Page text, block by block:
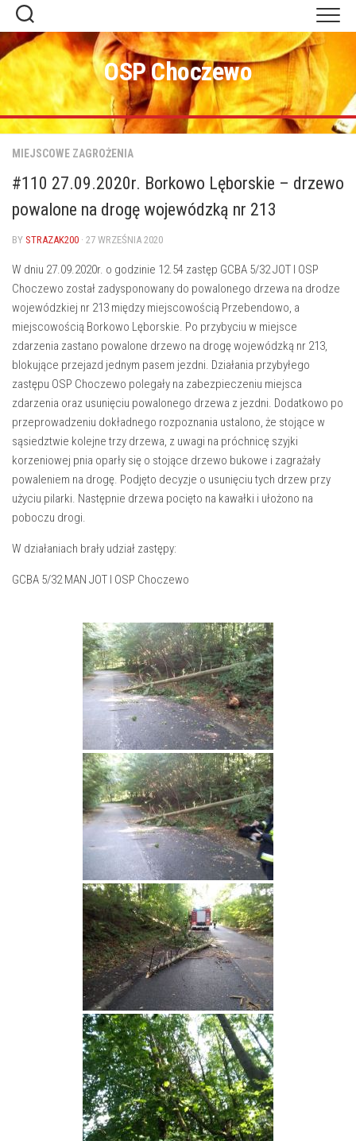
Skip
content
OSP Choczewo
MIEJSCOWE ZAGROŻENIA
#110 27.09.2020r. Borkowo Lęborskie – drzewo
powalone na drogę wojewódzką nr 213
BY STRAZAK200 · 27 WRZEŚNIA 2020
W dniu 27.09.2020r. o godzinie 12.54 zastęp GCBA 5/32 JOT I OSP
Choczewo został zadysponowany do powalonego drzewa na drodze
wojewódzkiej nr 213 między miejscowością Przebendowo, a
miejscowością Borkowo Lęborskie. Po przybyciu w miejsce
zdarzenia zastano powalone drzewo na drogę wojewódzką nr 213,
blokujące przejazd jednym pasem jezdni. Działania przybyłego
zastępu OSP Choczewo polegały na zabezpieczeniu miejsca
zdarzenia oraz usunięciu powalonego drzewa z jezdni. Dodatkowo po
przeprowadzeniu dokładnego rozpoznania ustalono, że stojące w
sąsiedztwie kolejne trzy drzewa, z uwagi na próchnicę szyjki
korzeniowej pnia oparły się o stojące drzewo bukowe i zagrażały
powaleniem na drogę. Podjęto decyzje o usunięciu tych drzew przy
użyciu pilarki. Następnie drzewa pocięto na kawałki i ułożono na
poboczu drogi.
W działaniach brały udział zastępy:
GCBA 5/32 MAN JOT I OSP Choczewo